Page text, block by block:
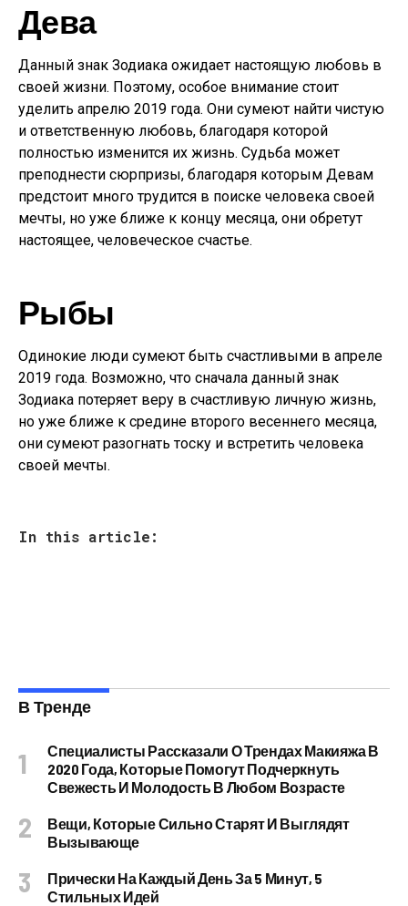
Дева
Данный знак Зодиака ожидает настоящую любовь в
своей жизни. Поэтому, особое внимание стоит
уделить апрелю 2019 года. Они сумеют найти чистую
и ответственную любовь, благодаря которой
полностью изменится их жизнь. Судьба может
преподнести сюрпризы, благодаря которым Девам
предстоит много трудится в поиске человека своей
мечты, но уже ближе к концу месяца, они обретут
настоящее, человеческое счастье.
Рыбы
Одинокие люди сумеют быть счастливыми в апреле
2019 года. Возможно, что сначала данный знак
Зодиака потеряет веру в счастливую личную жизнь,
но уже ближе к средине второго весеннего месяца,
они сумеют разогнать тоску и встретить человека
своей мечты.
In this article:
В Тренде
Специалисты Рассказали О Трендах Макияжа В
2020 Года, Которые Помогут Подчеркнуть
Свежесть И Молодость В Любом Возрасте
Вещи, Которые Сильно Старят И Выглядят
Вызывающе
Прически На Каждый День За 5 Минут, 5
Стильных Идей